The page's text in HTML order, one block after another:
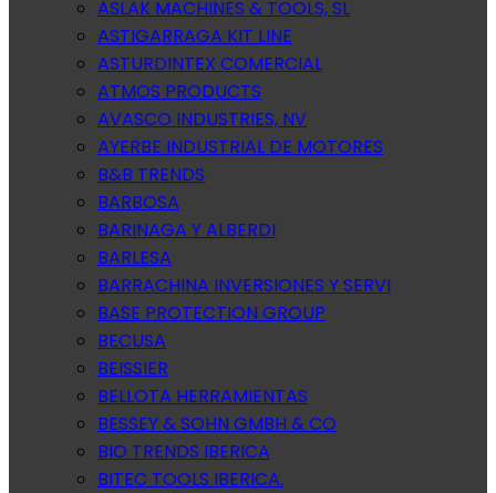
ASLAK MACHINES & TOOLS, SL
ASTIGARRAGA KIT LINE
ASTURDINTEX COMERCIAL
ATMOS PRODUCTS
AVASCO INDUSTRIES, NV
AYERBE INDUSTRIAL DE MOTORES
B&B TRENDS
BARBOSA
BARINAGA Y ALBERDI
BARLESA
BARRACHINA INVERSIONES Y SERVI
BASE PROTECTION GROUP
BECUSA
BEISSIER
BELLOTA HERRAMIENTAS
BESSEY & SOHN GMBH & CO
BIO TRENDS IBERICA
BITEC TOOLS IBERICA.